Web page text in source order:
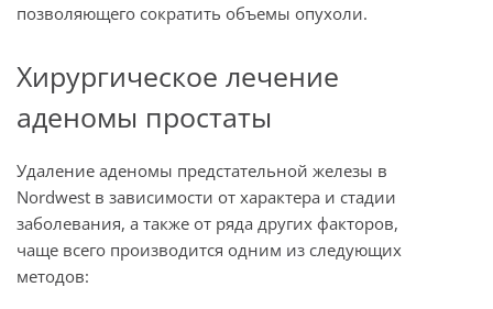
позволяющего сократить объемы опухоли.
Хирургическое лечение
аденомы простаты
Удаление аденомы предстательной железы в
Nordwest в зависимости от характера и стадии
заболевания, а также от ряда других факторов,
чаще всего производится одним из следующих
методов: